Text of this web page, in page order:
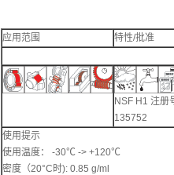
应用范围 特性/批准
NSF H1 注册
135752
使用提示
使用温度： -30℃ -> +120℃
密度（20°C时): 0.85 g/ml